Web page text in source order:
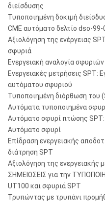
διείσδυσης
Τυποποιημένη δοκιμή
CME αυτόματο δελτίο dso-
Αξιολόγηση της ενέργειας
σφυριά
Ενεργειακή αναλογία
Ενεργειακές μετρήσεις SPT:
αυτόματου σφυριού
Τυποποιημένη διόρθωση του
Αυτόματα τυποποιημένα
Αυτόματο σφυρί πτώσης
Αυτόματο σφυρί
Επίδραση ενεργειακής
διάτρηση SPT
Αξιολόγηση της
ΣΗΜΕΙΩΣΕΙΣ για την
UT100 και σφυριά SPT
Τρυπώντας με τρυπάνι